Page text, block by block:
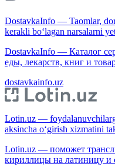
DostavkaInfo — Taomlar,
kerakli bo‘lagan narsalarni
DostavkaInfo — Каталог
еды, лекарств, книг и
dostavkainfo.uz
Lotin.uz —
aksincha o‘girish xizmatini
Lotin.uz — поможет
кириллицы на латиницу и